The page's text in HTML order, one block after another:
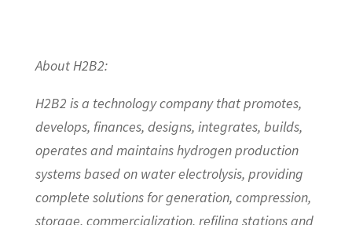
About H2B2:
H2B2 is a technology company that promotes,
develops, finances, designs, integrates, builds,
operates and maintains hydrogen production
systems based on water electrolysis, providing
complete solutions for generation, compression,
storage, commercialization, refiling stations and